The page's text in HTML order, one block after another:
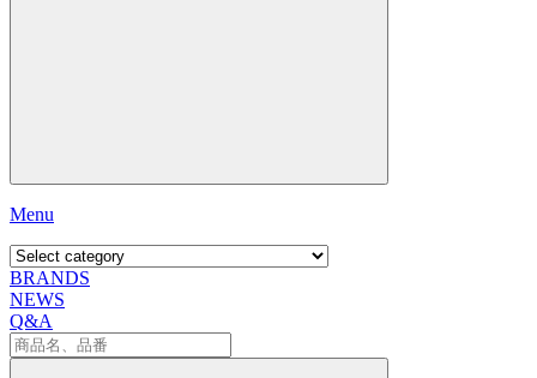
Menu
BRANDS
NEWS
Q&A